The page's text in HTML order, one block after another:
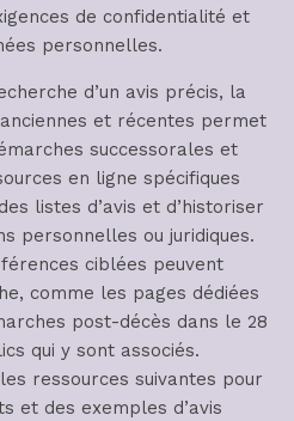
de confidentialité et
personnelles.
d’un avis précis, la
et récentes permet
successorales et
en ligne spécifiques
listes d’avis et d’historiser
personnelles ou juridiques.
ciblées peuvent
comme les pages dédiées
post-décès dans le 28
qui y sont associés.
ressources suivantes pour
et des exemples d’avis